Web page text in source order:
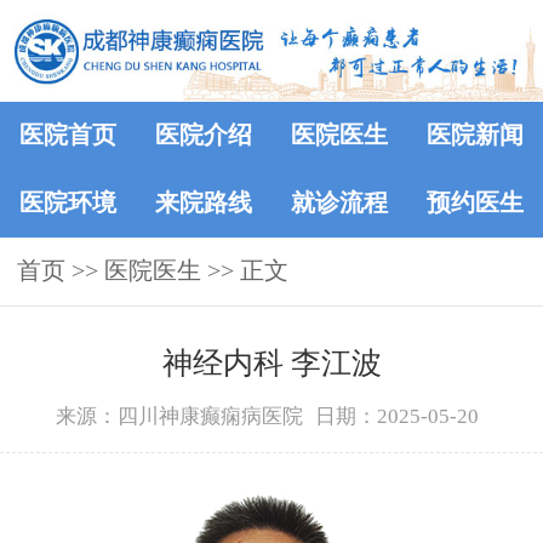
医院首页 医院介绍 医院医生 医院新闻
医院环境 来院路线 就诊流程 预约医生
首页 >> 医院医生 >> 正文
神经内科 李江波
来源：四川神康癫痫病医院 日期：2025-05-20